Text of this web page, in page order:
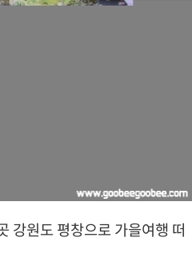
강원도 평창으로 가을여행 떠